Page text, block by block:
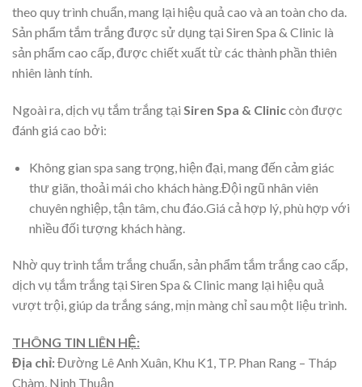
theo quy trình chuẩn, mang lại hiệu quả cao và an toàn cho da.
Sản phẩm tắm trắng được sử dụng tại Siren Spa & Clinic là
sản phẩm cao cấp, được chiết xuất từ các thành phần thiên
nhiên lành tính.
Ngoài ra, dịch vụ tắm trắng tại Siren Spa & Cliniccòn được
đánh giá cao bởi:
Không gian spa sang trọng, hiện đại, mang đến cảm giác
thư giãn, thoải mái cho khách hàng.Đội ngũ nhân viên
chuyên nghiệp, tận tâm, chu đáo.Giá cả hợp lý, phù hợp với
nhiều đối tượng khách hàng.
Nhờ quy trình tắm trắng chuẩn, sản phẩm tắm trắng cao cấp,
dịch vụ tắm trắng tại Siren Spa & Clinic mang lại hiệu quả
vượt trội, giúp da trắng sáng, mịn màng chỉ sau một liệu trình.
THÔNG TIN LIÊN HỆ:
Địa chỉ:Đường Lê Anh Xuân, Khu K1, TP. Phan Rang – Tháp
Chàm, Ninh Thuận